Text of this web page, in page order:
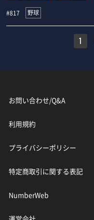
#817 野球
1
お問い合わせ/Q&A
利用規約
プライバシーポリシー
特定商取引に関する表記
NumberWeb